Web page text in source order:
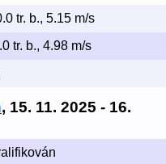
tr. b., 5.15 m/s
tr. b., 4.98 m/s
, 15. 11. 2025 - 16.